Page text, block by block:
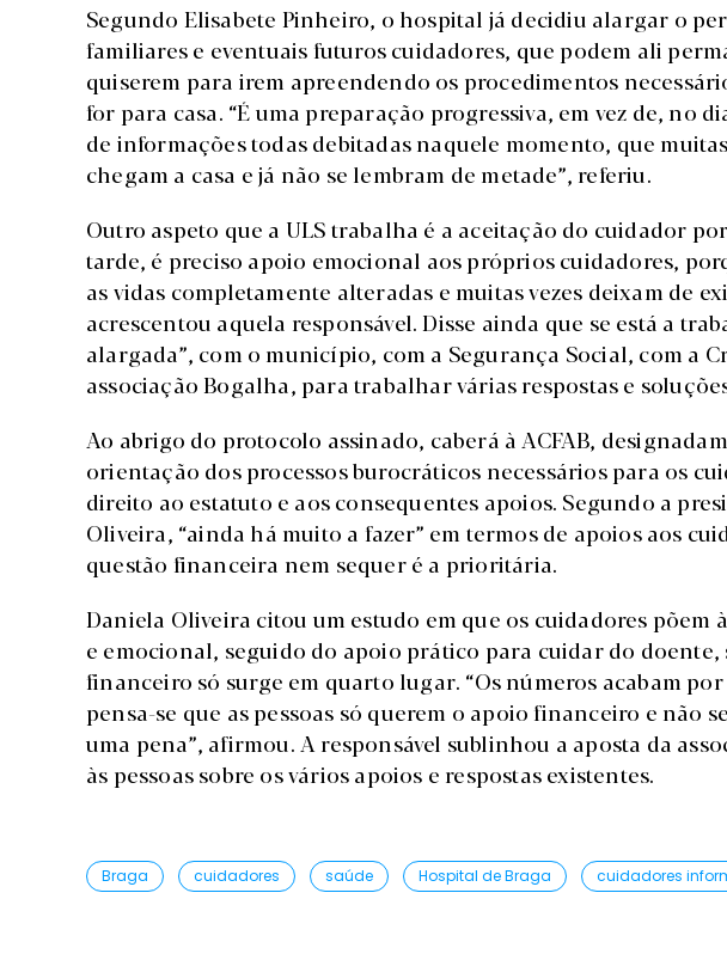
Segundo Elisabete Pinheiro, o hospital já decidiu alargar o
familiares e eventuais futuros cuidadores, que podem ali
quiserem para irem apreendendo os procedimentos
for para casa. “É uma preparação progressiva, em vez de, no
de informações todas debitadas naquele momento, que muitas
chegam a casa e já não se lembram de metade”, referiu.
Outro aspeto que a ULS trabalha é a aceitação do cuidador
tarde, é preciso apoio emocional aos próprios cuidadores,
as vidas completamente alteradas e muitas vezes deixam de
acrescentou aquela responsável. Disse ainda que se está a
alargada”, com o município, com a Segurança Social, com a
associação Bogalha, para trabalhar várias respostas e
Ao abrigo do protocolo assinado, caberá à ACFAB,
orientação dos processos burocráticos necessários para os
direito ao estatuto e aos consequentes apoios. Segundo a
Oliveira, “ainda há muito a fazer” em termos de apoios aos
questão financeira nem sequer é a prioritária.
Daniela Oliveira citou um estudo em que os cuidadores põem
e emocional, seguido do apoio prático para cuidar do doente,
financeiro só surge em quarto lugar. “Os números acabam
pensa-se que as pessoas só querem o apoio financeiro e não
uma pena”, afirmou. A responsável sublinhou a aposta da
às pessoas sobre os vários apoios e respostas existentes.
Braga cuidadores saúde Hospital de Braga cuidadores